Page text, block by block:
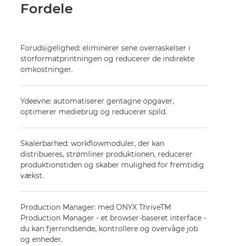
Fordele
Forudsigelighed: eliminerer sene overraskelser i
storformatprintningen og reducerer de indirekte
omkostninger.
Ydeevne: automatiserer gentagne opgaver,
optimerer mediebrug og reducerer spild.
Skalerbarhed: workflowmoduler, der kan
distribueres, strømliner produktionen, reducerer
produktionstiden og skaber mulighed for fremtidig
vækst.
Production Manager: med ONYX ThriveTM
Production Manager - et browser-baseret interface -
du kan fjernindsende, kontrollere og overvåge job
og enheder.